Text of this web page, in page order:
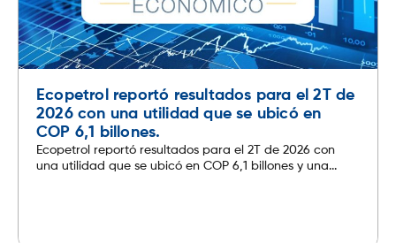
Ecopetrol reportó resultados para el 2T de
2026 con una utilidad que se ubicó en
COP 6,1 billones.
Ecopetrol reportó resultados para el 2T de 2026 con
una utilidad que se ubicó en COP 6,1 billones y una...